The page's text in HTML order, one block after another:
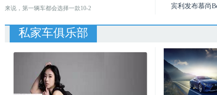
来说，第一辆车都会选择一款10-2
宾利发布慕尚
私家车俱乐部